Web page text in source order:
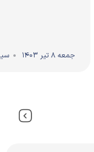
جمعه 8 تیر 1403